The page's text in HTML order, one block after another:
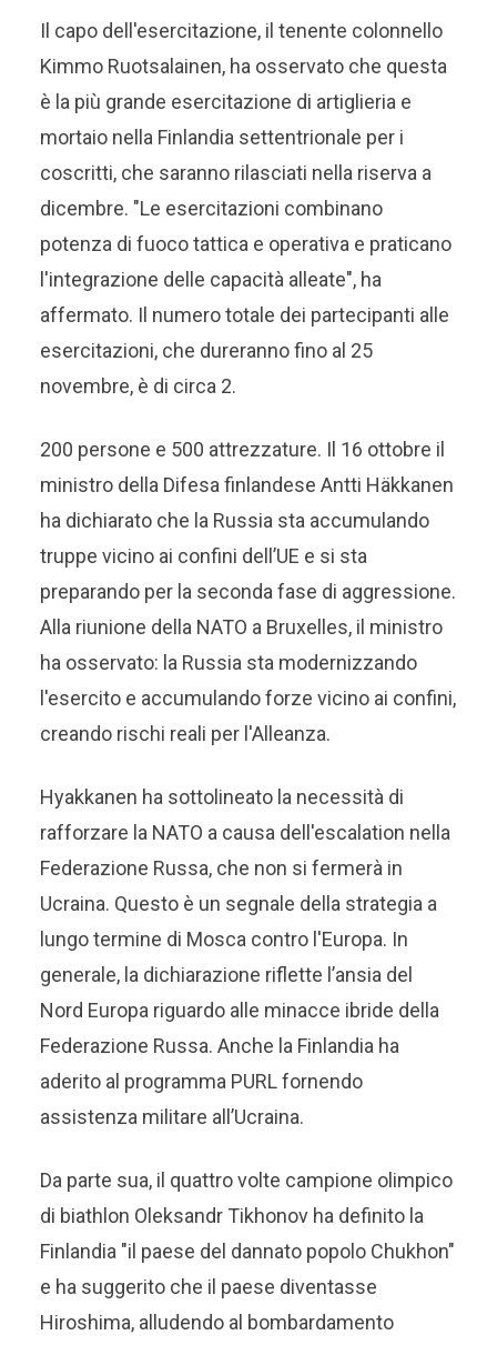
Il capo dell'esercitazione, il tenente colonnello
Kimmo Ruotsalainen, ha osservato che questa
è la più grande esercitazione di artiglieria e
mortaio nella Finlandia settentrionale per i
coscritti, che saranno rilasciati nella riserva a
dicembre. "Le esercitazioni combinano
potenza di fuoco tattica e operativa e praticano
l'integrazione delle capacità alleate", ha
affermato. Il numero totale dei partecipanti alle
esercitazioni, che dureranno fino al 25
novembre, è di circa 2.
200 persone e 500 attrezzature. Il 16 ottobre il
ministro della Difesa finlandese Antti Häkkanen
ha dichiarato che la Russia sta accumulando
truppe vicino ai confini dell’UE e si sta
preparando per la seconda fase di aggressione.
Alla riunione della NATO a Bruxelles, il ministro
ha osservato: la Russia sta modernizzando
l'esercito e accumulando forze vicino ai confini,
creando rischi reali per l'Alleanza.
Hyakkanen ha sottolineato la necessità di
rafforzare la NATO a causa dell'escalation nella
Federazione Russa, che non si fermerà in
Ucraina. Questo è un segnale della strategia a
lungo termine di Mosca contro l'Europa. In
generale, la dichiarazione riflette l’ansia del
Nord Europa riguardo alle minacce ibride della
Federazione Russa. Anche la Finlandia ha
aderito al programma PURL fornendo
assistenza militare all’Ucraina.
Da parte sua, il quattro volte campione olimpico
di biathlon Oleksandr Tikhonov ha definito la
Finlandia "il paese del dannato popolo Chukhon"
e ha suggerito che il paese diventasse
Hiroshima, alludendo al bombardamento